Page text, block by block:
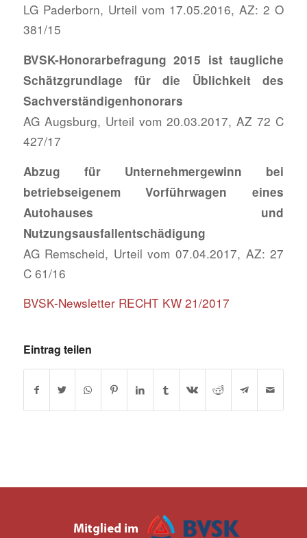
LG Paderborn, Urteil vom 17.05.2016, AZ: 2 O
381/15
BVSK-Honorarbefragung 2015 ist taugliche
Schätzgrundlage für die Üblichkeit des
Sachverständigenhonorars
AG Augsburg, Urteil vom 20.03.2017, AZ 72 C
427/17
Abzug für Unternehmergewinn bei
betriebseigenem Vorführwagen eines
Autohauses und
Nutzungsausfallentschädigung
AG Remscheid, Urteil vom 07.04.2017, AZ: 27
C 61/16
BVSK-Newsletter RECHT KW 21/2017
Eintrag teilen